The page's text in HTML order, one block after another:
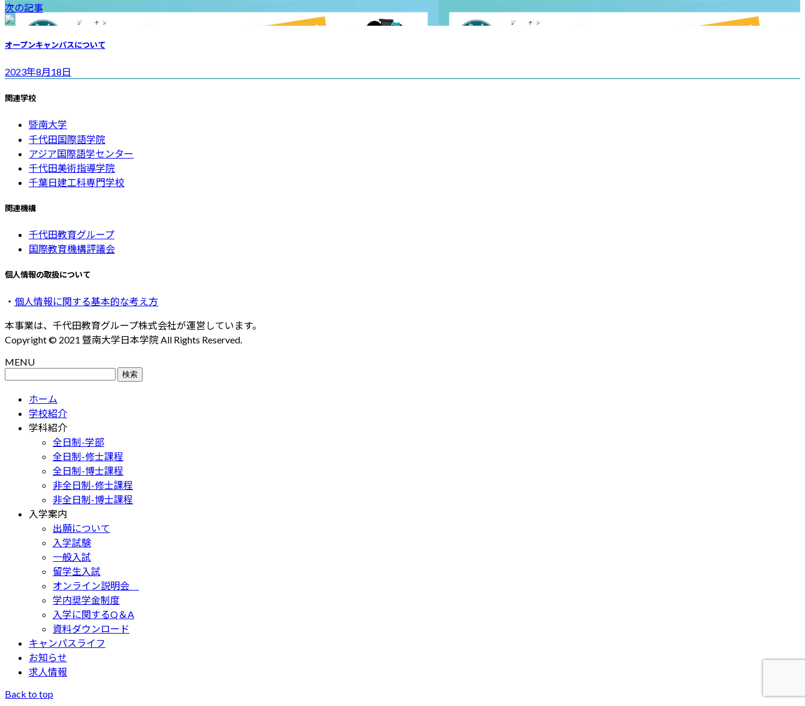
次の記事
オープンキャンパスについて
2023年8月18日
関連学校
暨南大学
千代田国際語学院
アジア国際語学センター
千代田美術指導学院
千葉日建工科専門学校
関連機構
千代田教育グループ
国際教育機構評議会
個人情報の取扱について
・ 個人情報に関する基本的な考え方
本事業は、千代田教育グループ株式会社が運営しています。
Copyright © 2021 曁南大学日本学院 All Rights Reserved.
MENU
ホーム
学校紹介
学科紹介
全日制-学部
全日制-修士課程
全日制-博士課程
非全日制-修士課程
非全日制-博士課程
入学案内
出願について
入学試験
一般入試
留学生入試
オンライン説明会
学内奨学金制度
入学に関するQ＆A
資料ダウンロード
キャンパスライフ
お知らせ
求人情報
Back to top